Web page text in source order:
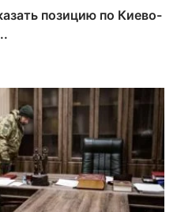
позицию по Киево-